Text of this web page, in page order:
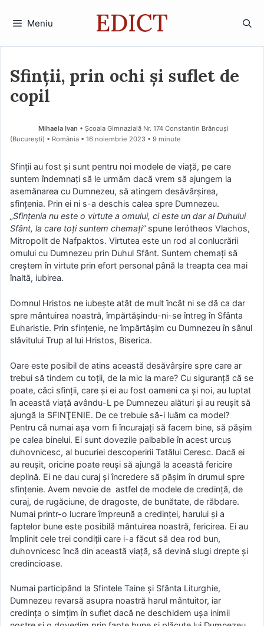
Meniu
Sfinții, prin ochi și suflet de
copil
Mihaela Ivan • Școala Gimnazială Nr. 174 Constantin Brâncuși
(Bucureşti) • România
16 noiembrie 2023 • 9 minute
Sfinţii au fost şi sunt pentru noi modele de viaţă, pe care
suntem îndemnaţi să le urmăm dacă vrem să ajungem la
asemănarea cu Dumnezeu, să atingem desăvârşirea,
sfinţenia. Prin ei ni s-a deschis calea spre Dumnezeu.
„Sfințenia nu este o virtute a omului, ci este un dar al Duhului
Sfânt, la care toți suntem chemați”spune Ierótheos Vlachos,
Mitropolit de Nafpaktos. Virtutea este un rod al conlucrării
omului cu Dumnezeu prin Duhul Sfânt. Suntem chemaţi să
creştem în virtute prin efort personal până la treapta cea mai
înaltă, iubirea.
Domnul Hristos ne iubeşte atât de mult încât ni se dă ca dar
spre mântuirea noastră, împărtăşindu-ni-se întreg în Sfânta
Euharistie. Prin sfinţenie, ne împărtăşim cu Dumnezeu în sânul
slăvitului Trup al lui Hristos, Biserica.
Oare este posibil de atins această desăvârşire spre care ar
trebui să tindem cu toţii, de la mic la mare? Cu siguranţă că se
poate, căci sfinţii, care şi ei au fost oameni ca şi noi, au luptat
în această viaţă avându-L pe Dumnezeu alături şi au reuşit să
ajungă la SFINŢENIE. De ce trebuie să-i luăm ca model?
Pentru că numai aşa vom fi încurajaţi să facem bine, să păşim
pe calea binelui. Ei sunt dovezile palbabile în acest urcuş
duhovnicesc, al bucuriei descoperirii Tatălui Ceresc. Dacă ei
au reuşit, oricine poate reuşi să ajungă la această fericire
deplină. Ei ne dau curaj şi încredere să păşim în drumul spre
sfinţenie. Avem nevoie de astfel de modele de credinţă, de
curaj, de rugăciune, de dragoste, de bunătate, de răbdare.
Numai printr-o lucrare împreună a credinţei, harului şi a
faptelor bune este posibilă mântuirea noastră, fericirea. Ei au
împlinit cele trei condiţii care i-a făcut să dea rod bun,
duhovnicesc încă din această viaţă, să devină slugi drepte şi
credincioase.
Numai participând la Sfintele Taine şi Sfânta Liturghie,
Dumnezeu revarsă asupra noastră harul mântuitor, iar
credinţa o simţim în suflet dacă ne deschidem uşa inimii